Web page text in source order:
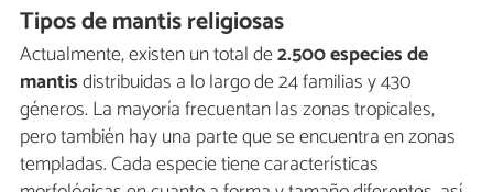
Tipos de mantis religiosas
Actualmente, existen un total de2.500 especies de
mantisdistribuidas a lo largo de 24 familias y 430
géneros. La mayoría frecuentan las zonas tropicales,
pero también hay una parte que se encuentra en zonas
templadas. Cada especie tiene características